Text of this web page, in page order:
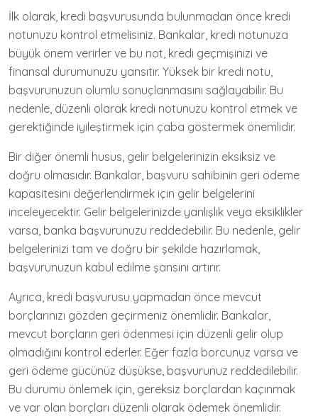
İlk olarak, kredi başvurusunda bulunmadan önce kredi
notunuzu kontrol etmelisiniz. Bankalar, kredi notunuza
büyük önem verirler ve bu not, kredi geçmişinizi ve
finansal durumunuzu yansıtır. Yüksek bir kredi notu,
başvurunuzun olumlu sonuçlanmasını sağlayabilir. Bu
nedenle, düzenli olarak kredi notunuzu kontrol etmek ve
gerektiğinde iyileştirmek için çaba göstermek önemlidir.
Bir diğer önemli husus, gelir belgelerinizin eksiksiz ve
doğru olmasıdır. Bankalar, başvuru sahibinin geri ödeme
kapasitesini değerlendirmek için gelir belgelerini
inceleyecektir. Gelir belgelerinizde yanlışlık veya eksiklikler
varsa, banka başvurunuzu reddedebilir. Bu nedenle, gelir
belgelerinizi tam ve doğru bir şekilde hazırlamak,
başvurunuzun kabul edilme şansını artırır.
Ayrıca, kredi başvurusu yapmadan önce mevcut
borçlarınızı gözden geçirmeniz önemlidir. Bankalar,
mevcut borçların geri ödenmesi için düzenli gelir olup
olmadığını kontrol ederler. Eğer fazla borcunuz varsa ve
geri ödeme gücünüz düşükse, başvurunuz reddedilebilir.
Bu durumu önlemek için, gereksiz borçlardan kaçınmak
ve var olan borçları düzenli olarak ödemek önemlidir.